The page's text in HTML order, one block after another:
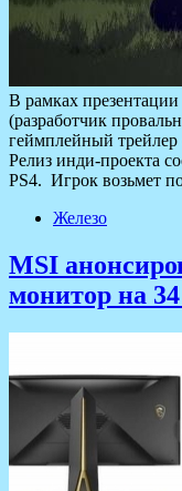
В рамках презентации
(разработчик
геймплейный трейлер
Релиз инди-проекта
PS4. Игрок возьмет
Железо
MSI
монитор на